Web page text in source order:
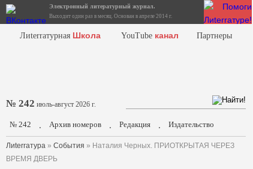
Электронный литературный журнал.
Выходит один раз в месяц. Основан в апреле 2014 г.
Лиterraтурная Школа YouTube канал Партнеры
№ 242 июль-август 2026 г.
№ 242 . Архив номеров . Редакция . Издательство
Лиterraтура » События » Наталия Черных. ПРИОТКРЫТАЯ ЧЕРЕЗ
ВРЕМЯ ДВЕРЬ